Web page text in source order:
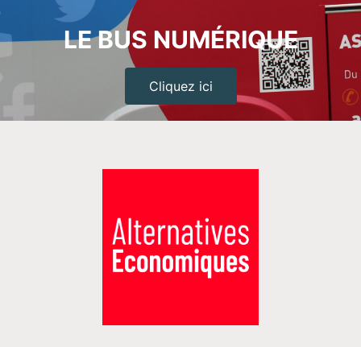
LE BUS NUMÉRIQUE
Cliquez ici